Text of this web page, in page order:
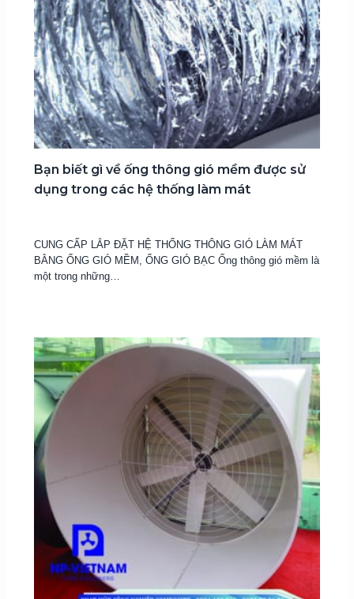
Bạn biết gì về ống thông gió mềm được sử
dụng trong các hệ thống làm mát
CUNG CẤP LẮP ĐẶT HỆ THỐNG THÔNG GIÓ LÀM MÁT
BẰNG ỐNG GIÓ MỀM, ỐNG GIÓ BẠC Ống thông gió mềm là
một trong những…